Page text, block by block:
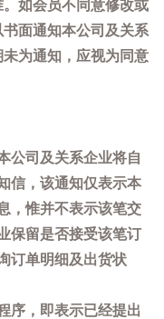
如会员不同意修改或
面通知本公司及关系
为通知，应视为同意
公司及关系企业将自
信，该通知仅表示本
，惟并不表示该笔交
保留是否接受该笔订
订单明细及出货状
序，即表示已经提出